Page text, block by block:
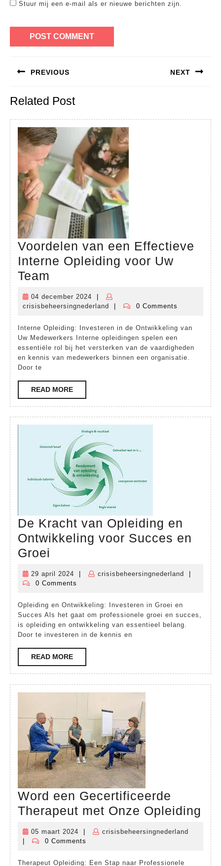
Stuur mij een e-mail als er nieuwe berichten zijn.
navigatie
PREVIOUS
post:
NEXT
Related Post
Voordelen van een Effectieve
Interne Opleiding voor Uw
Team
een
Interne
Opleiding
voor
Uw
Team
04 december 2024
04
december
crisisbeheersingnederland
crisisbeheersingnederland
0 Comments
Interne Opleiding: Investeren in de Ontwikkeling van
Uw Medewerkers Interne opleidingen spelen een
essentiële rol bij het versterken van de vaardigheden
en kennis van medewerkers binnen een organisatie.
Door te
READ MOREREAD
MORE
De Kracht van Opleiding en
Ontwikkeling voor Succes en
Groei
van
en
Ontwikkeling
voor
Succes
en
Groei
29 april 2024
29
april
crisisbeheersingnederland
0 Comments
Opleiding en Ontwikkeling: Investeren in Groei en
Succes Als het gaat om professionele groei en succes,
is opleiding en ontwikkeling van essentieel belang.
Door te investeren in de kennis en
READ MOREREAD
MORE
Word een Gecertificeerde
Therapeut met Onze Opleiding
05 maart 2024
05
maart
crisisbeheersingnederland
0 Comments
Therapeut Opleiding: Een Stap naar Professionele